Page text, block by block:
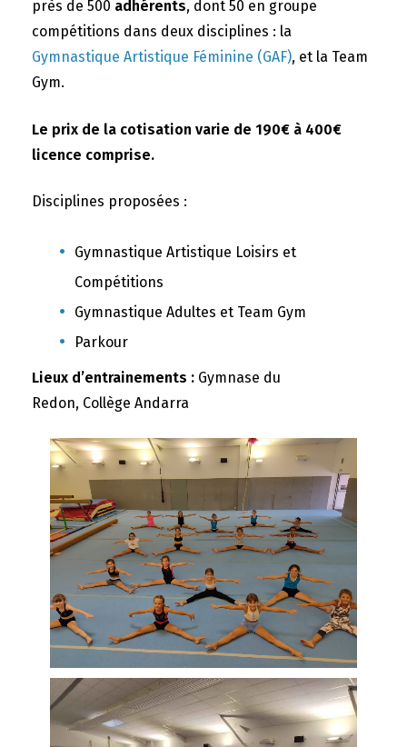
près de 500 adhérents, dont 50 en groupe
compétitions dans deux disciplines : la
Gymnastique Artistique Féminine (GAF), et la Team
Gym.
Le prix de la cotisation varie de 190€ à 400€
licence comprise.
Disciplines proposées :
Gymnastique Artistique Loisirs et
Compétitions
Gymnastique Adultes et Team Gym
Parkour
Lieux d’entrainements : Gymnase du
Redon, Collège Andarra